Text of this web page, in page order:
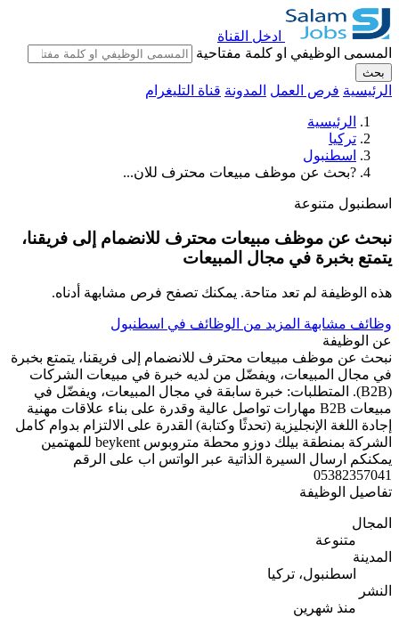
ادخل القناة
المسمى الوظيفي او كلمة مفتاحية
بحث
الرئيسية فرص العمل المدونة قناة التليغرام
الرئيسية
تركيا
اسطنبول
?بحث عن موظف مبيعات محترف للان...
اسطنبول متنوعة
نبحث عن موظف مبيعات محترف للانضمام إلى فريقنا،
يتمتع بخبرة في مجال المبيعات
هذه الوظيفة لم تعد متاحة. يمكنك تصفح فرص مشابهة أدناه.
وظائف مشابهة المزيد من الوظائف في اسطنبول
عن الوظيفة
نبحث عن موظف مبيعات محترف للانضمام إلى فريقنا، يتمتع بخبرة
في مجال المبيعات، ويفضّل من لديه خبرة في مبيعات الشركات
(B2B). المتطلبات: خبرة سابقة في مجال المبيعات، ويفضّل في
مبيعات B2B مهارات تواصل عالية وقدرة على بناء علاقات مهنية
إجادة اللغة الإنجليزية (تحدثًا وكتابة) القدرة على الالتزام بدوام كامل
الشركة بمنطقة بيلك دوزو محطة متروبوس beykent للمهتمين
يمكنكم ارسال السيرة الذاتية عبر الواتس اب على الرقم
05382357041
تفاصيل الوظيفة
المجال
متنوعة
المدينة
اسطنبول، تركيا
النشر
منذ شهرين